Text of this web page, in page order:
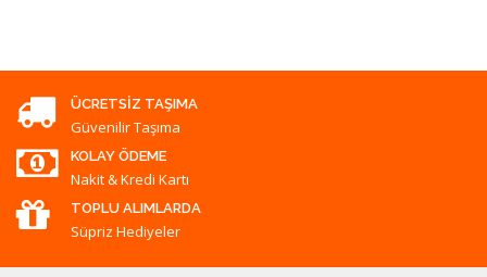
ÜCRETSIZ TAŞIMA
Güvenilir Taşıma
KOLAY ÖDEME
Nakit & Kredi Kartı
TOPLU ALIMLARDA
Süpriz Hediyeler